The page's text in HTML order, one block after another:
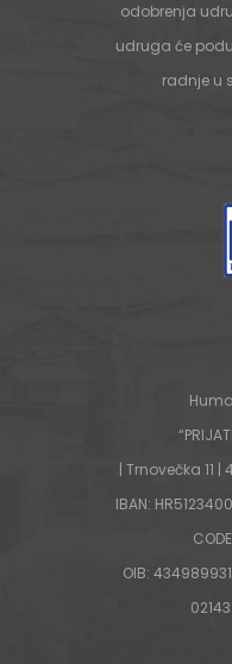
odobrenja
udruga će
radnje u
| Trnovečka 11
IBAN:
OIB: